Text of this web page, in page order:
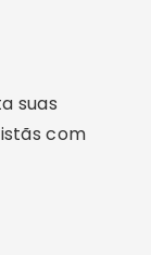
suas
com